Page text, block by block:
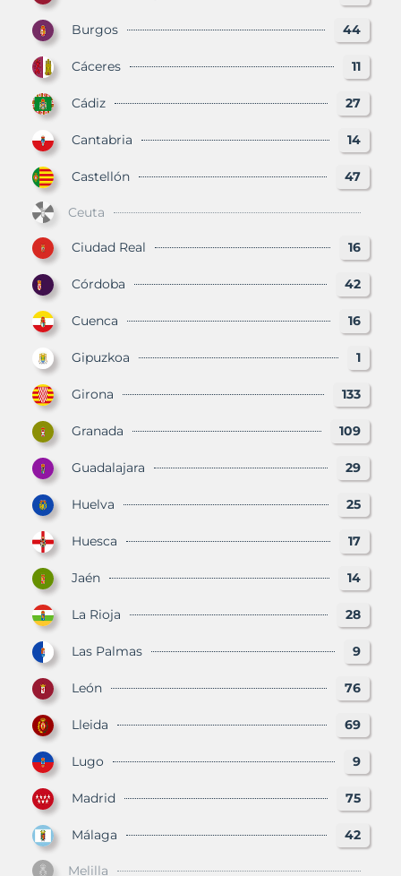
Burgos 44
Cáceres 11
Cádiz 27
Cantabria 14
Castellón 47
Ceuta
Ciudad Real 16
Córdoba 42
Cuenca 16
Gipuzkoa 1
Girona 133
Granada 109
Guadalajara 29
Huelva 25
Huesca 17
Jaén 14
La Rioja 28
Las Palmas 9
León 76
Lleida 69
Lugo 9
Madrid 75
Málaga 42
Melilla